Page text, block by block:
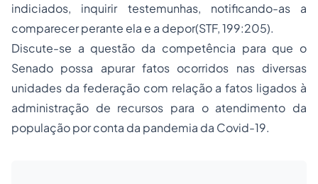
indiciados, inquirir testemunhas, notificando-as a
comparecer perante ela e a depor(STF, 199:205).
Discute-se a questão da competência para que o
Senado possa apurar fatos ocorridos nas diversas
unidades da federação com relação a fatos ligados à
administração de recursos para o atendimento da
população por conta da pandemia da Covid-19.